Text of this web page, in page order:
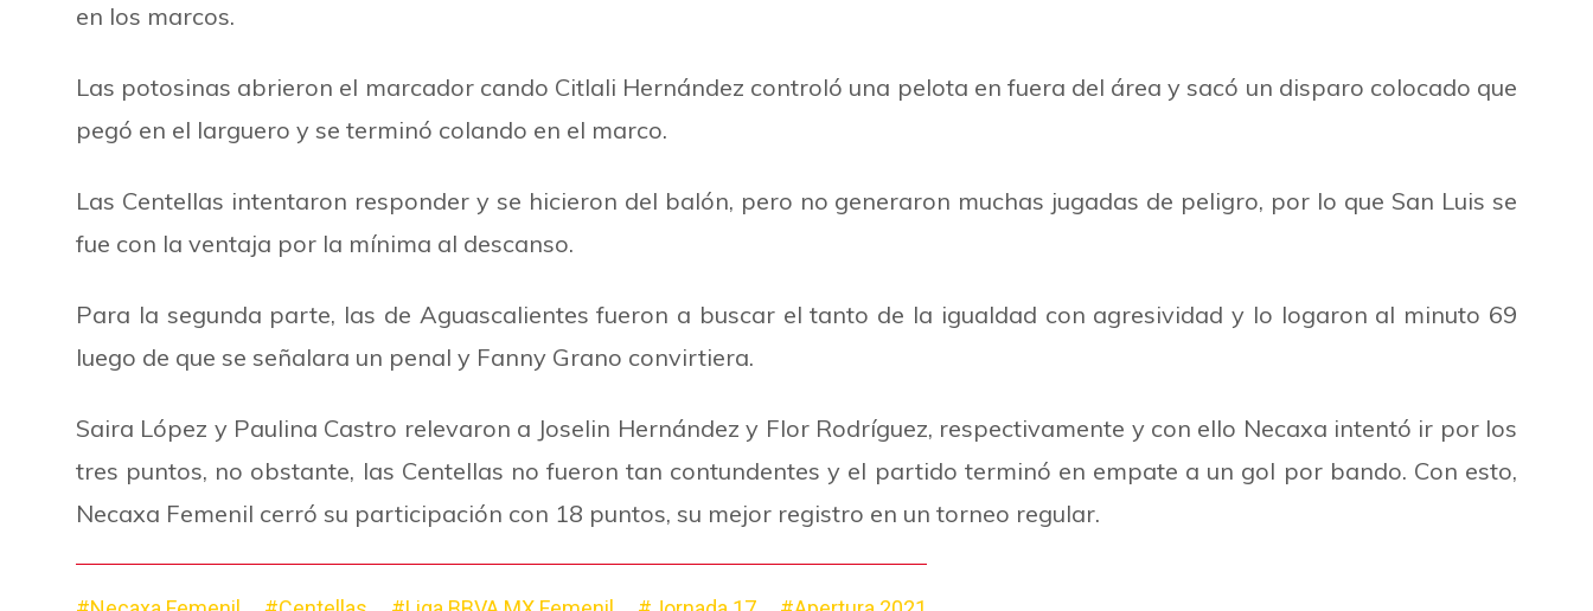
en los marcos.
Las potosinas abrieron el marcador cando Citlali Hernández controló una pelota en fuera del área y sacó un disparo colocado que
pegó en el larguero y se terminó colando en el marco.
Las Centellas intentaron responder y se hicieron del balón, pero no generaron muchas jugadas de peligro, por lo que San Luis se
fue con la ventaja por la mínima al descanso.
Para la segunda parte, las de Aguascalientes fueron a buscar el tanto de la igualdad con agresividad y lo logaron al minuto 69
luego de que se señalara un penal y Fanny Grano convirtiera.
Saira López y Paulina Castro relevaron a Joselin Hernández y Flor Rodríguez, respectivamente y con ello Necaxa intentó ir por los
tres puntos, no obstante, las Centellas no fueron tan contundentes y el partido terminó en empate a un gol por bando. Con esto,
Necaxa Femenil cerró su participación con 18 puntos, su mejor registro en un torneo regular.